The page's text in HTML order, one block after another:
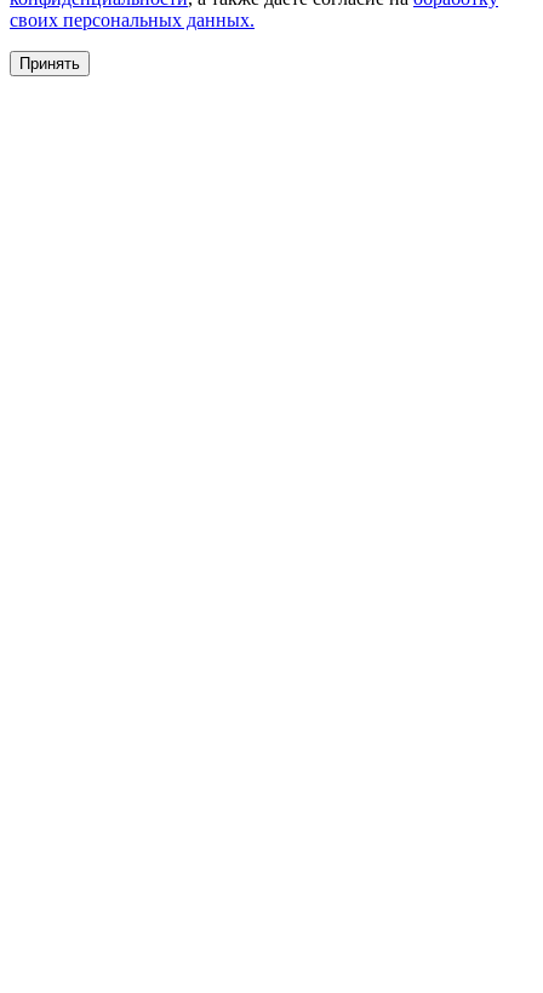
своих персональных данных.
Принять